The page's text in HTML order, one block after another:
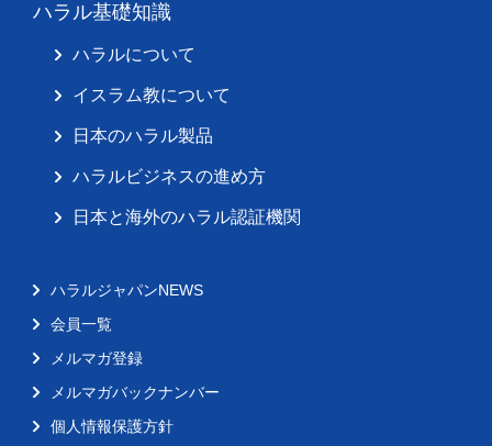
ハラル基礎知識
ハラルについて
イスラム教について
日本のハラル製品
ハラルビジネスの進め方
日本と海外のハラル認証機関
ハラルジャパンNEWS
会員一覧
メルマガ登録
メルマガバックナンバー
個人情報保護方針